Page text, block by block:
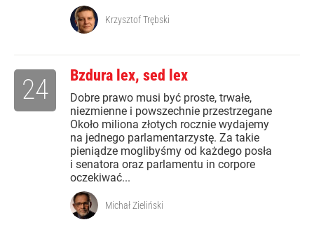
Krzysztof Trębski
Bzdura lex, sed lex
Dobre prawo musi być proste, trwałe,
niezmienne i powszechnie przestrzegane
Około miliona złotych rocznie wydajemy
na jednego parlamentarzystę. Za takie
pieniądze moglibyśmy od każdego posła
i senatora oraz parlamentu in corpore
oczekiwać...
24
Michał Zieliński